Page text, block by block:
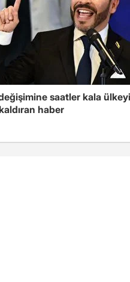
saatler kala ülkeyi
haber